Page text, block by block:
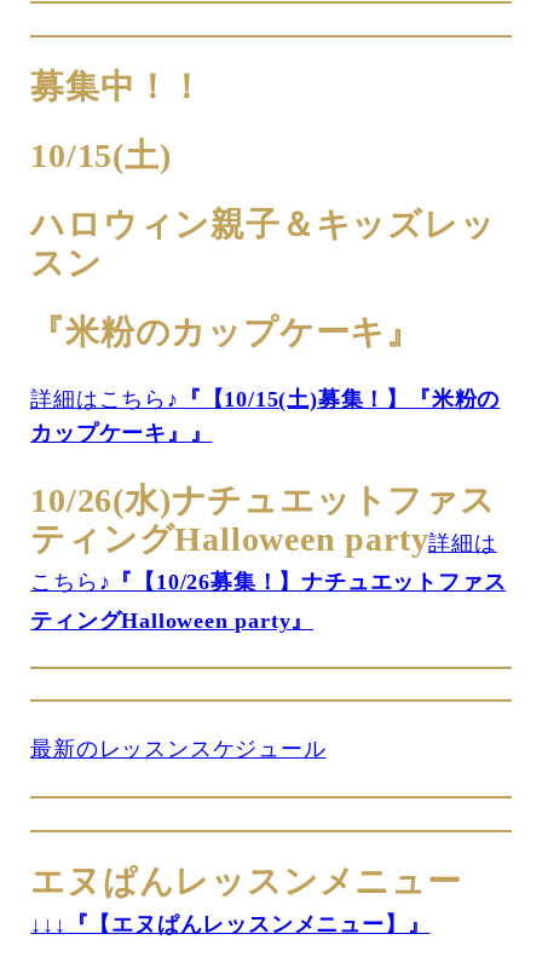
募集中！！
10/15(土)
ハロウィン親子＆キッズレッ
スン
『米粉のカップケーキ』
詳細はこちら♪ 『【10/15(土)募集！】『米粉の
カップケーキ』』
10/26(水)ナチュエットファス
ティングHalloween party詳細は
こちら♪ 『【10/26募集！】ナチュエットファス
ティングHalloween party』
最新のレッスンスケジュール
エヌぱんレッスンメニュー
↓↓↓ 『【エヌぱんレッスンメニュー】』